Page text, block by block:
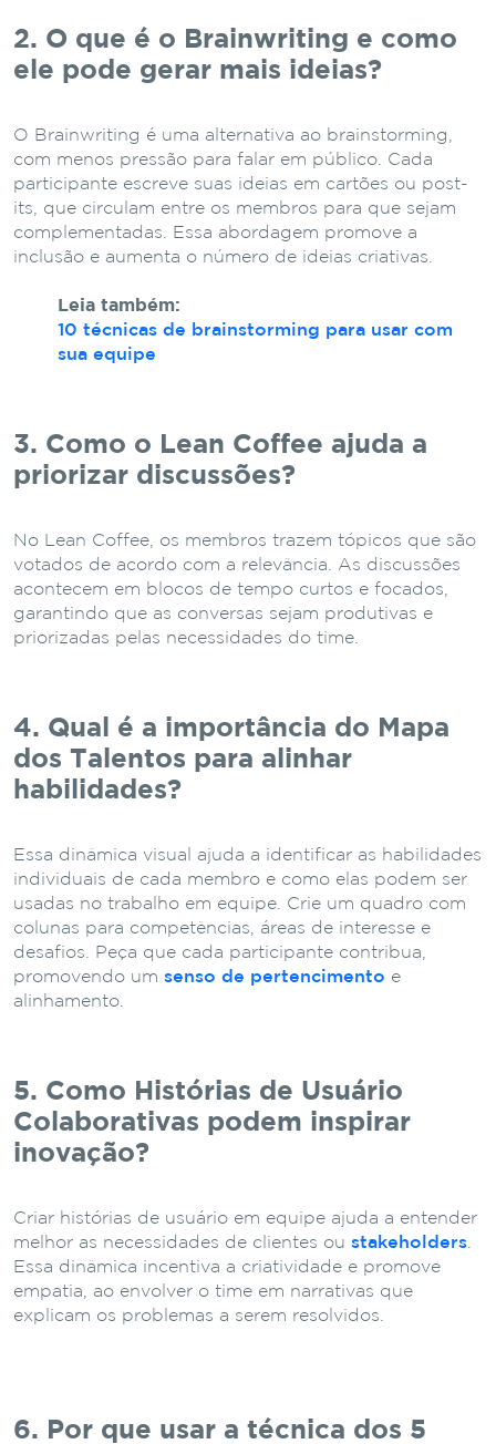
2. O que é o Brainwriting e como
ele pode gerar mais ideias?
O Brainwriting é uma alternativa ao brainstorming,
com menos pressão para falar em público. Cada
participante escreve suas ideias em cartões ou post-
its, que circulam entre os membros para que sejam
complementadas. Essa abordagem promove a
inclusão e aumenta o número de ideias criativas.
Leia também:
10 técnicas de brainstorming para usar com
sua equipe
3. Como o Lean Coffee ajuda a
priorizar discussões?
No Lean Coffee, os membros trazem tópicos que são
votados de acordo com a relevância. As discussões
acontecem em blocos de tempo curtos e focados,
garantindo que as conversas sejam produtivas e
priorizadas pelas necessidades do time.
4. Qual é a importância do Mapa
dos Talentos para alinhar
habilidades?
Essa dinâmica visual ajuda a identificar as habilidades
individuais de cada membro e como elas podem ser
usadas no trabalho em equipe. Crie um quadro com
colunas para competências, áreas de interesse e
desafios. Peça que cada participante contribua,
promovendo um senso de pertencimento e
alinhamento.
5. Como Histórias de Usuário
Colaborativas podem inspirar
inovação?
Criar histórias de usuário em equipe ajuda a entender
melhor as necessidades de clientes ou stakeholders
Essa dinâmica incentiva a criatividade e promove
empatia, ao envolver o time em narrativas que
explicam os problemas a serem resolvidos.
6. Por que usar a técnica dos 5